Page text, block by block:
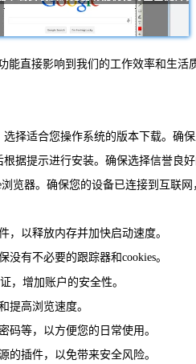
直接影响到我们的工作效率和生
择适合您操作系统的版本下载。确
据提示进行安装。确保选择信誉良
览器。确保您的设备已连接到互联网
以释放内存并加快启动速度。
有不必要的跟踪器和cookies。
，增加账户的安全性。
提高浏览速度。
等，以方便您的日常使用。
插件，以免带来安全风险。